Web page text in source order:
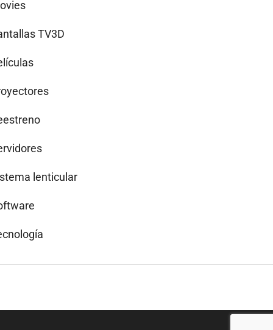
TV3D
lenticular